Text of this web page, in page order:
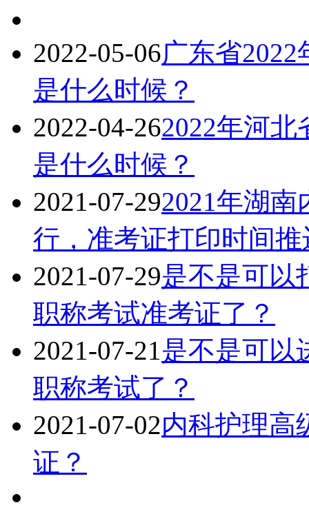
2022-05-06广东省
是什么时候？
2022-04-262022年河
是什么时候？
2021-07-292021年湖
行，准考证打印时间推
2021-07-29是不是可以
职称考试准考证了？
2021-07-21是不是可以
职称考试了？
2021-07-02内科护理高
证？